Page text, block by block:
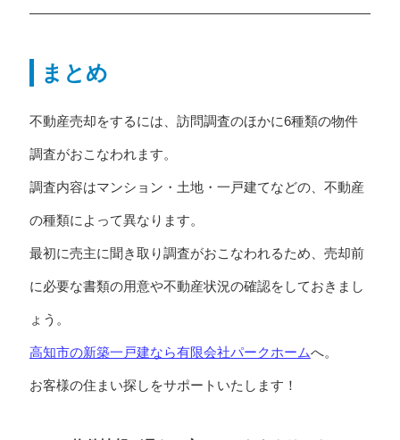
まとめ
不動産売却をするには、訪問調査のほかに6種類の物件
調査がおこなわれます。
調査内容はマンション・土地・一戸建てなどの、不動産
の種類によって異なります。
最初に売主に聞き取り調査がおこなわれるため、売却前
に必要な書類の用意や不動産状況の確認をしておきまし
ょう。
高知市の新築一戸建なら有限会社パークホームへ。
お客様の住まい探しをサポートいたします！